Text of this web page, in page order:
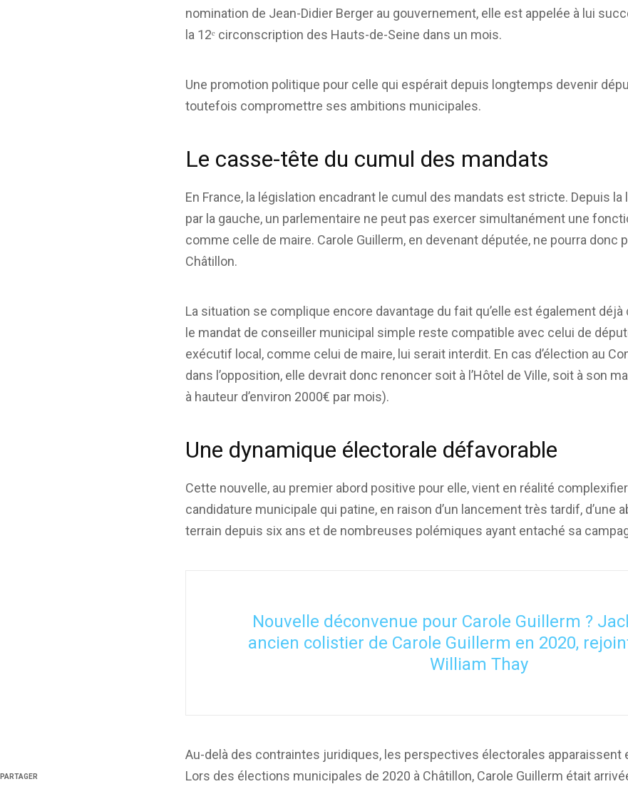
PARTAGER
nomination de Jean-Didier Berger au gouvernement, elle est appelée à lui
la 12ᵉ circonscription des Hauts-de-Seine dans un mois.
Une promotion politique pour celle qui espérait depuis longtemps devenir
toutefois compromettre ses ambitions municipales.
Le casse-tête du cumul des mandats
En France, la législation encadrant le cumul des mandats est stricte. Depuis la
par la gauche, un parlementaire ne peut pas exercer simultanément une
comme celle de maire. Carole Guillerm, en devenant députée, ne pourra donc
Châtillon.
La situation se complique encore davantage du fait qu’elle est également
le mandat de conseiller municipal simple reste compatible avec celui de
exécutif local, comme celui de maire, lui serait interdit. En cas d’élection au
dans l’opposition, elle devrait donc renoncer soit à l’Hôtel de Ville, soit à son
à hauteur d’environ 2000€ par mois).
Une dynamique électorale défavorable
Cette nouvelle, au premier abord positive pour elle, vient en réalité
candidature municipale qui patine, en raison d’un lancement très tardif, d’une
terrain depuis six ans et de nombreuses polémiques ayant entaché sa
Nouvelle déconvenue pour Carole Guillerm ?
ancien colistier de Carole Guillerm en 2020,
William Thay
Au-delà des contraintes juridiques, les perspectives électorales apparaissent
Lors des élections municipales de 2020 à Châtillon, Carole Guillerm était